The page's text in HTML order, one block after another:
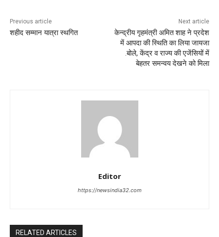
Previous article
शहीद सम्मान यात्रा स्थगित
Next article
केन्द्रीय गृहमंत्री अमित शाह ने प्रदेश
में आपदा की स्थिति का लिया जायजा
.बोले, केंद्र व राज्य की एजेंसियों में
बेहतर समन्वय देखने को मिला
Editor
https://newsindia32.com
RELATED ARTICLES